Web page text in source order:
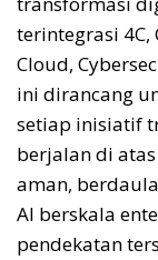
terintegrasi 4C,
Cloud,
ini dirancang
setiap inisiatif
berjalan di
aman,
AI berskala
pendekatan